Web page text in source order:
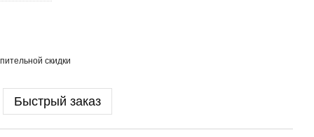
скидки
Быстрый заказ